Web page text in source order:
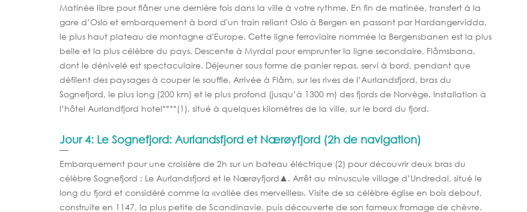
Matinée libre pour flâner une dernière fois dans la ville à votre rythme. En fin de matinée, transfert à la
gare d’Oslo et embarquement à bord d'un train reliant Oslo à Bergen en passant par Hardangervidda,
le plus haut plateau de montagne d'Europe. Cette ligne ferroviaire nommée la Bergensbanen est la plus
belle et la plus célèbre du pays. Descente à Myrdal pour emprunter la ligne secondaire, Flåmsbana,
dont le dénivelé est spectaculaire. Déjeuner sous forme de panier repas, servi à bord, pendant que
défilent des paysages à couper le souffle. Arrivée à Flåm, sur les rives de l’Aurlandsfjord, bras du
Sognefjord, le plus long (200 km) et le plus profond (jusqu’à 1300 m) des fjords de Norvège. Installation à
l’hôtel Aurlandfjord hotel****(1), situé à quelques kilomètres de la ville, sur le bord du fjord.
Jour 4: Le Sognefjord: Aurlandsfjord et Nærøyfjord (2h de navigation)
Embarquement pour une croisière de 2h sur un bateau éléctrique (2) pour découvrir deux bras du
célèbre Sognefjord : Le Aurlandsfjord et le Nærøyfjord▲. Arrêt au minuscule village d’Undredal, situé le
long du fjord et considéré comme la «vallée des merveilles». Visite de sa célèbre église en bois debout,
construite en 1147, la plus petite de Scandinavie, puis découverte de son fameux fromage de chèvre.